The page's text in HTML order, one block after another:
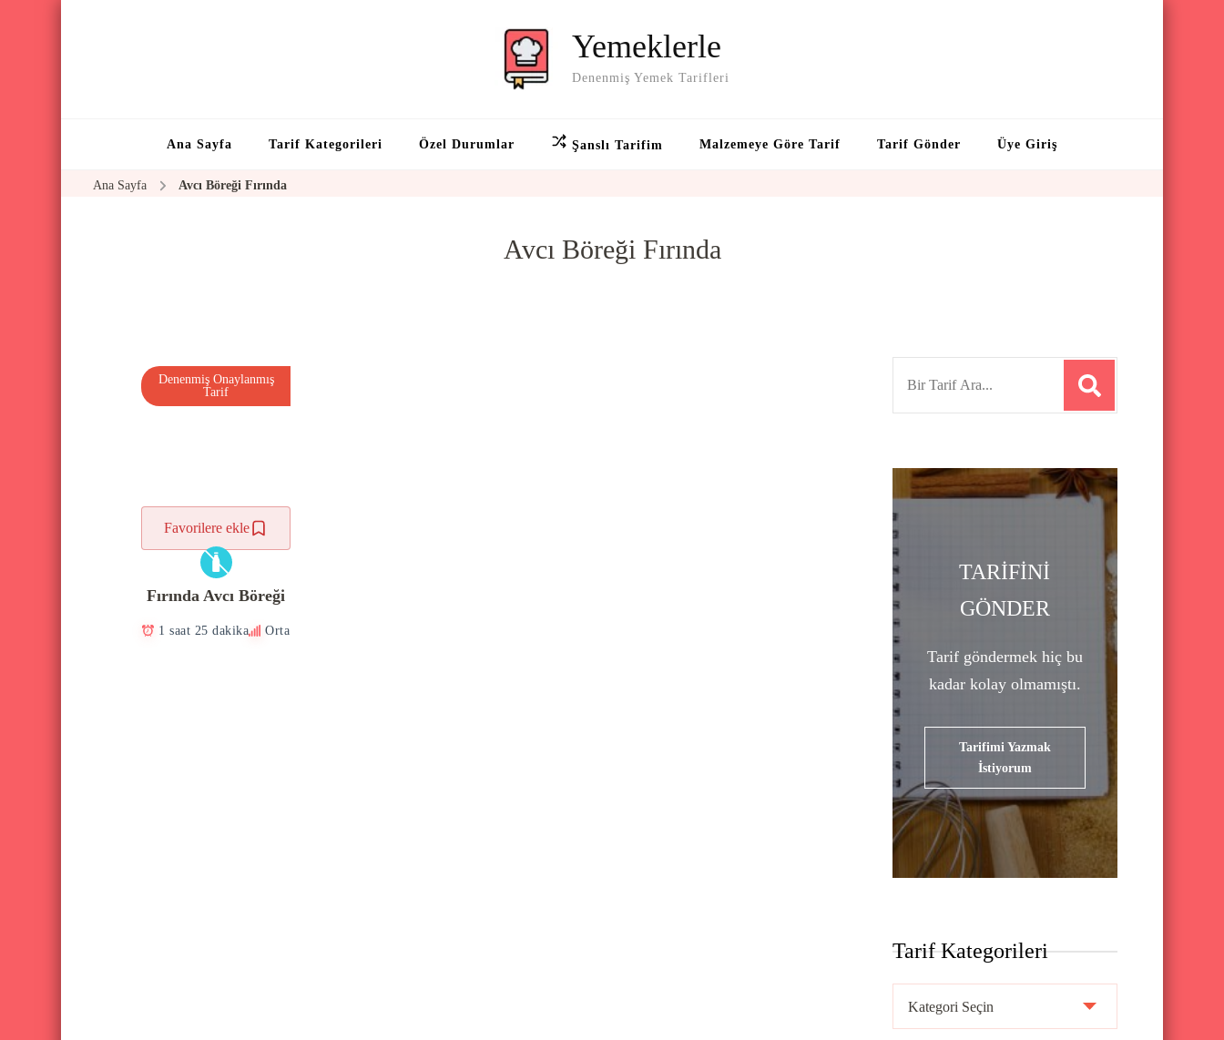
Yemeklerle
Denenmiş Yemek Tarifleri
Ana Sayfa Tarif Kategorileri Özel Durumlar Şanslı Tarifim Malzemeye Göre Tarif Tarif Gönder Üye Giriş
Ana Sayfa Avcı Böreği Fırında
Avcı Böreği Fırında
Favorilere ekle
Denenmiş Onaylanmış
Tarif
Fırında Avcı Böreği
1 saat 25 dakika Orta
f
o
r
:
TARİFİNİ
GÖNDER
Tarif göndermek hiç bu
kadar kolay olmamıştı.
Tarifimi Yazmak
İstiyorum
Tarif Kategorileri
a